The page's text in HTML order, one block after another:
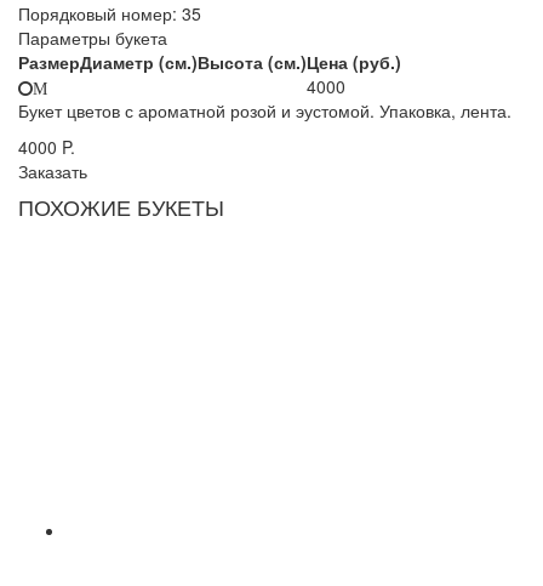
Порядковый номер: 35
Параметры букета
РазмерДиаметр (см.)Высота (см.)Цена (руб.)
M
4000
Букет цветов с ароматной розой и эустомой. Упаковка, лента.
4000 P.
Заказать
ПОХОЖИЕ БУКЕТЫ